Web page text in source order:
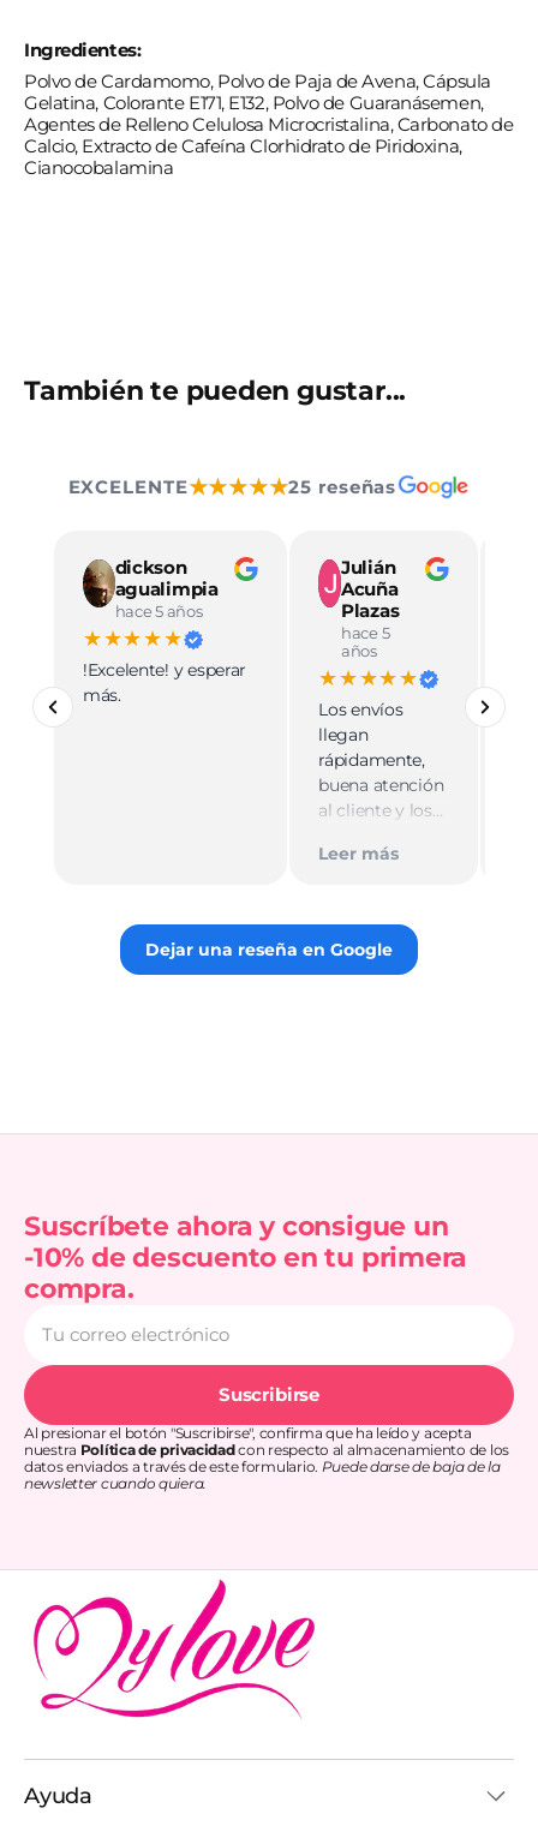
Ingredientes:
Polvo de Cardamomo, Polvo de Paja de Avena, Cápsula
Gelatina, Colorante E171, E132, Polvo de Guaranásemen,
Agentes de Relleno Celulosa Microcristalina, Carbonato de
Calcio, Extracto de Cafeína Clorhidrato de Piridoxina,
Cianocobalamina
También te pueden gustar...
EXCELENTE★★★★★25 reseñas
dickson
agualimpia
hace 5 años
★★★★★
!Excelente! y esperar
más.
Julián
Acuña
Plazas
hace 5
años
★★★★★
Los envíos
llegan
rápidamente,
buena atención
al cliente y los
discretos.
Leer más
Dejar una reseña en Google
Suscríbete ahora y consigue un
-10% de descuento en tu primera
compra.
correo
electrónico
Suscribirse
Al presionar el botón "Suscribirse", confirma que ha leído y acepta
nuestra Política de privacidadcon respecto al almacenamiento de los
datos enviados a través de este formulario. Puede darse de baja de la
newsletter cuando quiera.
Ayuda